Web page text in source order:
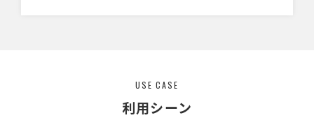
USE CASE
利用シーン